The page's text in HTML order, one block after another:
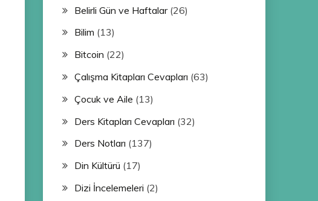
Belirli Gün ve Haftalar(26)
Bilim (13)
Bitcoin (22)
Çalışma Kitapları Cevapları (63)
Çocuk ve Aile (13)
Ders Kitapları Cevapları (32)
Ders Notları (137)
Din Kültürü (17)
Dizi İncelemeleri (2)